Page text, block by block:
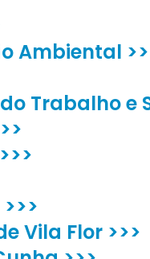
Ambiental
Trabalho e
Vila Flor >>>